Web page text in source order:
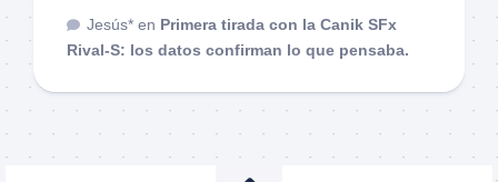
Jesús* en Primera tirada con la Canik SFx
Rival-S: los datos confirman lo que pensaba.